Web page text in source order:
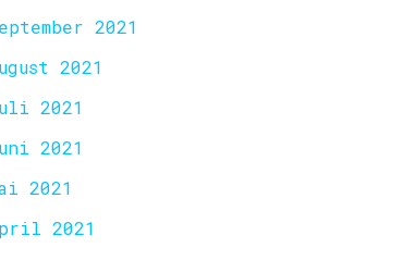
2021
2021
2021
2021
2021
2021